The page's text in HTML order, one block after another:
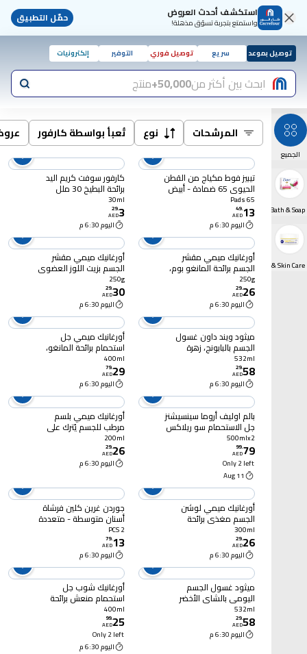
استكشف أحدث العروض
واستمتع بتجربة تسوّق مذهلة! حمّل التطبيق
توصيل بموعد سريع توصيل فوري التوفير إلكترونيات
ابحث بين أكثر من50,000+ منتج
الجميع
Shower, Bath & Soap
Face & Skin Care
المرشحات نوع تُعبأ بواسطة كارفور
تيبيز فوط مكياج من القطن
الحيوي 65 ضمادة - أبيض
65 Pads
13
.
49
AED
اليوم 6:30 م
كارفور سوفت كريم اليد
برائحة البطيخ 30 ملل
30ml
3
.
29
AED
اليوم 6:30 م
أورغانيك ميمي مقشر
الجسم برائحة المانغو بوم،
250 غرام
250g
26
.
29
AED
اليوم 6:30 م
أورغانيك ميمي مقشر
الجسم بزيت اللوز العضوي
والفراولة، 250 غرام
250g
30
.
29
AED
اليوم 6:30 م
ميثود ويند داون غسول
الجسم بالبابونج، زهرة
النجمة واللافندر 532 ملل
532ml
58
.
29
AED
اليوم 6:30 م
أورغانيك ميمي جل
استحمام برائحة المانغو،
400 ملل
400ml
29
.
79
AED
اليوم 6:30 م
بالم اوليف أروما سينسيشنز
جل الاستحمام سو ريلاكس
500 ملل، حزمه من 2
500mlx2
79
.
99
AED
Only 2 left
11 Aug
أورغانيك ميمي بلسم
مرطب للجسم يُترك على
البشرة بزبدة المانغو
ملل
200ml
26
.
29
AED
اليوم 6:30 م
أورغانيك ميمي لوشن
الجسم مغذي برائحة
المانغو، 300 ملل
300ml
26
.
29
AED
اليوم 6:30 م
جوردن غرين كلين فرشاة
أسنان متوسطة - متعددة
الألوان 2 قطع2 PCS
13
.
79
AED
اليوم 6:30 م
ميثود غسول الجسم
اليومي بالشاي الأخضر
والأعشاب البحرية 532 ملل
532ml
58
.
29
AED
اليوم 6:30 م
أورغانيك شوب جل
استحمام منعش برائحة
ملل
400ml
25
.
99
AED
Only 2 left
اليوم 6:30 م